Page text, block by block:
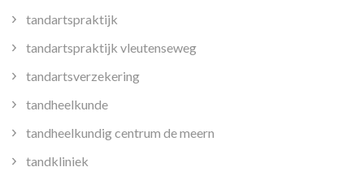
tandartspraktijk
tandartspraktijk vleutenseweg
tandartsverzekering
tandheelkunde
tandheelkundig centrum de meern
tandkliniek